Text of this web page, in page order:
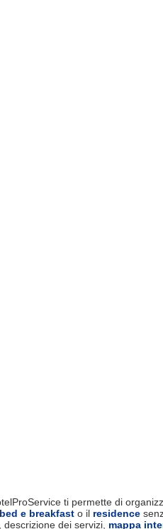
ti permette di
bed e breakfast o il residence
dei servizi, mappa